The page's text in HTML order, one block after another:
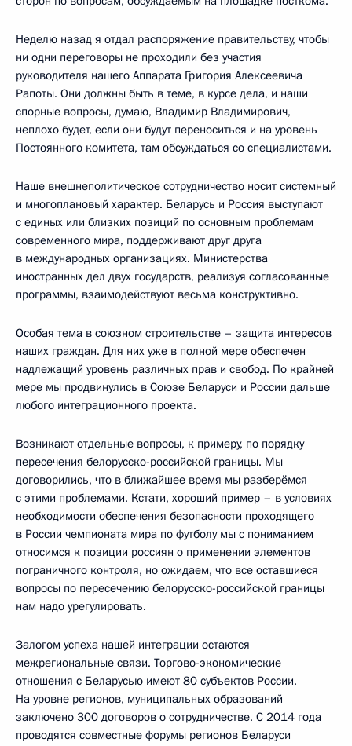
Неделю назад я отдал распоряжение правительству, чтобы
ни одни переговоры не проходили без участия
руководителя нашего Аппарата Григория Алексеевича
Рапоты. Они должны быть в теме, в курсе дела, и наши
спорные вопросы, думаю, Владимир Владимирович,
неплохо будет, если они будут переноситься и на уровень
Постоянного комитета, там обсуждаться со специалистами.
Наше внешнеполитическое сотрудничество носит системный
и многоплановый характер. Беларусь и Россия выступают
с единых или близких позиций по основным проблемам
современного мира, поддерживают друг друга
в международных организациях. Министерства
иностранных дел двух государств, реализуя согласованные
программы, взаимодействуют весьма конструктивно.
Особая тема в союзном строительстве – защита интересов
наших граждан. Для них уже в полной мере обеспечен
надлежащий уровень различных прав и свобод. По крайней
мере мы продвинулись в Союзе Беларуси и России дальше
любого интеграционного проекта.
Возникают отдельные вопросы, к примеру, по порядку
пересечения белорусско-российской границы. Мы
договорились, что в ближайшее время мы разберёмся
с этими проблемами. Кстати, хороший пример – в условиях
необходимости обеспечения безопасности проходящего
в России чемпионата мира по футболу мы с пониманием
относимся к позиции россиян о применении элементов
пограничного контроля, но ожидаем, что все оставшиеся
вопросы по пересечению белорусско-российской границы
нам надо урегулировать.
Залогом успеха нашей интеграции остаются
межрегиональные связи. Торгово-экономические
отношения с Беларусью имеют 80 субъектов России.
На уровне регионов, муниципальных образований
заключено 300 договоров о сотрудничестве. С 2014 года
проводятся совместные форумы регионов Беларуси